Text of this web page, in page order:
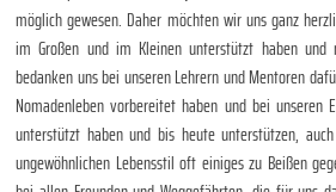
möglich gewesen. Daher möchten wir uns ganz
im Großen und im Kleinen unterstützt haben
bedanken uns bei unseren Lehrern und Mentoren
Nomadenleben vorbereitet haben und bei
unterstützt haben und bis heute unterstützen,
ungewöhnlichen Lebensstil oft einiges zu Beißen